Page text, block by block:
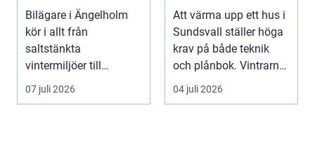
toppskick året runt
Bilägare i Ängelholm
kör i allt från
saltstänkta
vintermiljöer till
dammiga
sommarvägar. Bilen
07 juli 2026
klimat
Att värma upp ett hus i
Sundsvall ställer höga
krav på både teknik
och plånbok. Vintrarna
är långa, ...
04 juli 2026